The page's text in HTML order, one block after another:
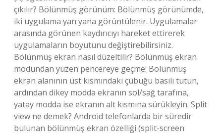
çıkılır? Bölünmüş görünüm: Bölünmüş görünümde,
iki uygulama yan yana görüntülenir. Uygulamalar
arasında görünen kaydırıcıyı hareket ettirerek
uygulamaların boyutunu değiştirebilirsiniz.
Bölünmüş ekran nasıl düzeltilir? Bölünmüş ekran
modundan yüzen pencereye geçme: Bölünmüş
ekran alanının üst kısmındaki çubuğu basılı tutun,
ardından dikey modda ekranın sol/sağ tarafına,
yatay modda ise ekranın alt kısmına sürükleyin. Split
view ne demek? Android telefonlarda bir süredir
bulunan bölünmüş ekran özelliği (split-screen